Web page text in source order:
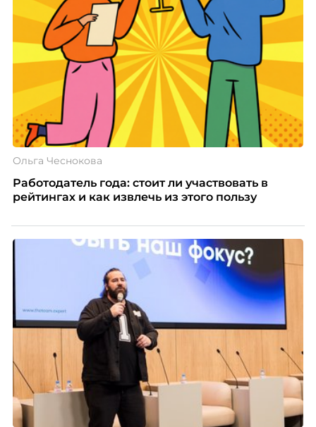
Ольга Чеснокова
Работодатель года: стоит ли участвовать в
рейтингах и как извлечь из этого пользу